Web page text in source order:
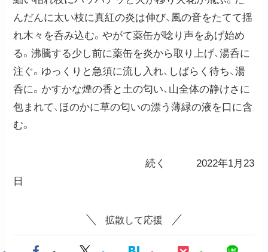
んだんに太い枝に真紅の炎は伸び、風の音をたてて揺
れ木々を呑み込む。やがて薬缶が唸り声をあげ始め
る。沸騰する少し前に薬缶を炎から取り上げ、湯呑に
注ぐ。ゆっくりと急須に流し入れ、しばらく待ち、湯
呑に。かすかな煙の香と土の匂い、山全体の静けさに
包まれて、ほのかに草の匂いの漂う薄緑の液を口に含
む。
続く 2022年1月23
日
拡散して応援